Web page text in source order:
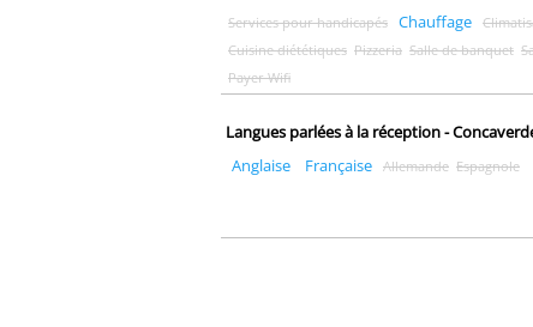
Services pour handicapés Chauffage
Cuisine diététiques Pizzeria Salle de banquet
Payer Wifi
Langues parlées à la réception -
Anglaise
Française Allemande Espagnole